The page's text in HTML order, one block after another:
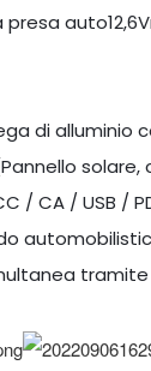
di alluminio
/ CA / USB /
tramite